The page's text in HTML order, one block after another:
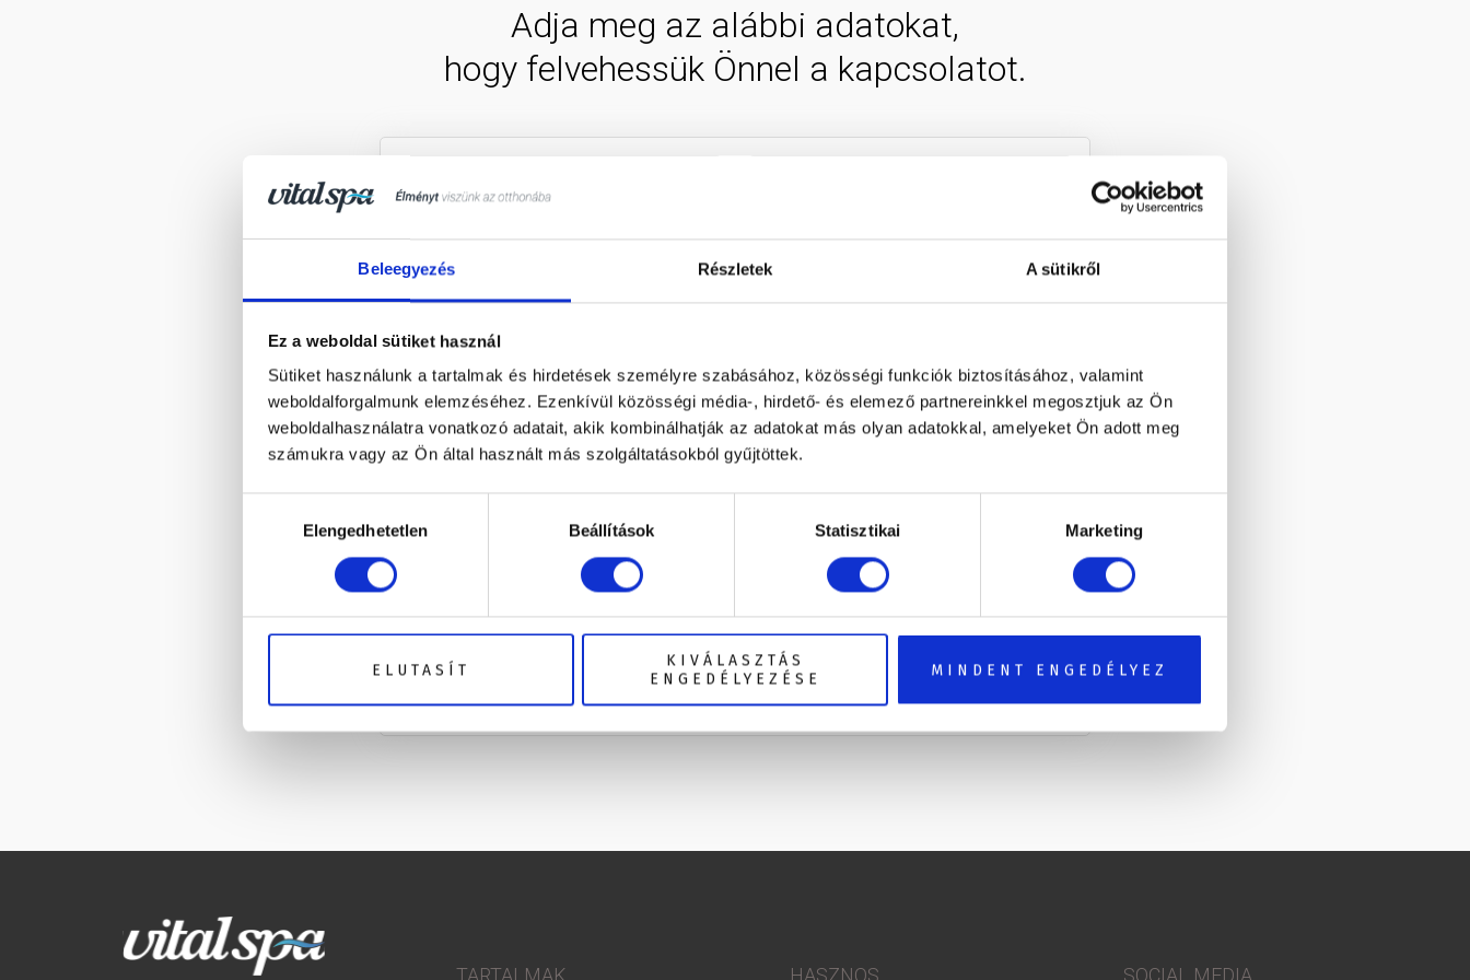
Beleegyezés Részletek A sütikről
Ez a weboldal sütiket használ
Sütiket használunk a tartalmak és hirdetések személyre szabásához, közösségi funkciók biztosításához, valamint
weboldalforgalmunk elemzéséhez. Ezenkívül közösségi média-, hirdető- és elemező partnereinkkel megosztjuk az Ön
weboldalhasználatra vonatkozó adatait, akik kombinálhatják az adatokat más olyan adatokkal, amelyeket Ön adott meg
számukra vagy az Ön által használt más szolgáltatásokból gyűjtöttek.
kiválasztásaElengedhetetlen Beállítások Statisztikai Marketing
ELUTASÍT
KIVÁLASZTÁS
ENGEDÉLYEZÉSE
MINDENT ENGEDÉLYEZ
Adja meg az alábbi adatokat,
hogy felvehessük Önnel a kapcsolatot.
TARTALMAK HASZNOS SOCIAL MEDIA